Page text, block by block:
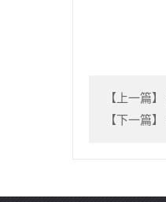
【上一篇】
【下一篇】